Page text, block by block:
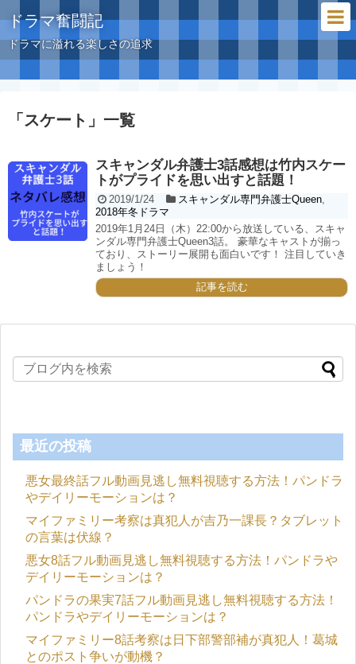
ドラマ奮闘記
ドラマに溢れる楽しさの追求
「 スケート 」 一覧
スキャンダル弁護士3話感想は竹内スケー
トがプライドを思い出すと話題！
2019/1/24 スキャンダル専門弁護士Queen,
2018年冬ドラマ
2019年1月24日（木）22:00から放送している、スキャ
ンダル専門弁護士Queen3話。 豪華なキャストが揃っ
ており、ストーリー展開も面白いです！ 注目していき
ましょう！
記事を読む
最近の投稿
悪女最終話フル動画見逃し無料視聴する方法！パンドラ
やデイリーモーションは？
マイファミリー考察は真犯人が吉乃一課長？タブレット
の言葉は伏線？
悪女8話フル動画見逃し無料視聴する方法！パンドラや
デイリーモーションは？
パンドラの果実7話フル動画見逃し無料視聴する方法！
パンドラやデイリーモーションは？
マイファミリー8話考察は日下部警部補が真犯人！葛城
とのポスト争いが動機？